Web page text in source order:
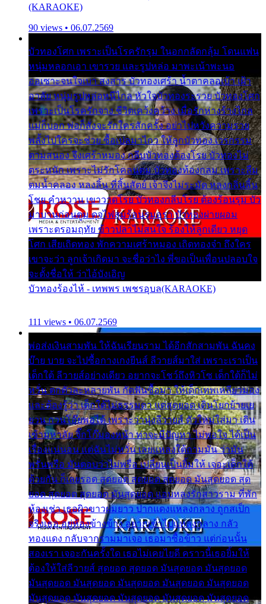
(KARAOKE)
90 views • 06.07.2569
บัวทองโศก เพราะเป็นโรครักรุม ในอกกลัดกลุ้ม โดนแฟน
หนุ่มหลอกเอา เขารวย และรูปหล่อ มาพะเน้าพะนอ
ออเซาะจนใจเบา สงสาร บัวทองเศร้า น้ำตาคลอเบ้า เฝ้า
อาลัย หนุ่มรูปหล่อหนีไกล หัวใจบัวทองระรวย บัวทองโศก
เพราะเป็นโรครักจาง ชีวิตเคว้งคว้าง เมื่อรักห่างร้างไกล
แม่ก็บอก พ่อก็สั่งจะรักใครสักครั้ง อย่าไปหวังความรวย
พลั้งไปใครจะช่วย ซื้อเปลมาไกว ให้ลูกบัวทอง เวรกรรม
ตามสนอง จึงเศร้าหมอง กลีบบัวทองต้องโรย บัวทองไม่
ตระหนัก เพราะไม่รักโคลนตม บัวทองท้องกลม เพราะลืม
ตมน้ำคลอง หลงลิ้น ที่สิ้นสัตย์ เจ้าจึงไม่ระมัด หลงกลิ่นลิ้น
โชย คำหวาน เขาวาดโรย บัวทองกลีบโรย ต้องร้อนรุม บัว
มาบานก่อนตูม ดุจไฟสุมร้อนรุมอุรา บัวทองผ่ายผอม
เพราะตรอมฤทัย ข้าวปลาไม่สนใจ ร้องไห้ลูกเดียว หยุด
โศก เสียเถิดทอง พักความเศร้าหมอง เถิดทองจ๋า ถึงใคร
เขาจะว่า ลูกเจ้าเกิดมา จะชื่อว่าไง พี่ขอเป็นเพื่อนปลอบใจ
จะตั้งชื่อให้ ว่าไอ้บังเอิญ
บัวทองร้องไห้ - เทพพร เพชรอุบล(KARAOKE)
111 views • 06.07.2569
พ่อส่งเงินสามพัน ให้ฉันเรียนราม ได้อีกสักสามพัน ฉันคง
บ๊าย บาย จะไปซื้อกางเกงยีนส์ ลีวายส์มาใส่ เพราะเราเป็น
เด็กใต้ ลีวายส์อย่างเดียว อยากจะโชว์ถึงหิวโซ เด็กใต้ก็ไม่
หวั่น ตกตัวละหลายพัน กัดฟันซื้อมา ให้เด็กเทพเหลียวมอง
และต้องรู้ว่า เด็กใต้ไม่ธรรมดา แต่สุดยอด เดินโยกย้ายเย
ยวน กวนโอ๊ยพอได้ เพราะว่านุ่งลีวายส์ ตัวใหม่ใส่มา เดิน
เข้ามหาลัย จิ๊กโก๊มองหน้า ท่าจะมีปัญหา ไม่พอใจ ได้เป็น
เรื่องแน่นอน แต่ฉันไม่หวั่น เลยแหลงใต้ถามมัน ว่ามัน
พรั่นพรือ มันตอบว่าไม่พรื่อ เปลี่ยนเป็นยิ้มให้ เจอะเด็กใต้
ด้วยกัน ก็เลยรอด สุดยอด สุดยอด สุดยอด มันสุดยอด สุด
ยอด สุดยอด สุดยอด มันสุดยอด แอบหลงรักสาวราม ที่พัก
ห้องเช่า เธอผิวขาวผมยาว ปากแดงแหลงกลาง ถูกสเป็ก
จริงเธอ อยู่ห้องข้างข้าง อยากเข้าไปแหลงกลาง กลัว
ทองแดง กลับจากรามมาเจอ เธอมาซื้อข้าว แต่ก่อนนั้น
สองเรา เจอะกันครั้งใด เธอไม่เคยไยดี คราวนี้เธอยิ้มให้
ต้องให้ใส่ลีวายส์ สุดยอด สุดยอด มันสุดยอด มันสุดยอด
มันสุดยอด มันสุดยอด มันสุดยอด มันสุดยอด มันสุดยอด
มันสุดยอด มันสุดยอด มันสุดยอด มันสุดยอด มันสุดยอด